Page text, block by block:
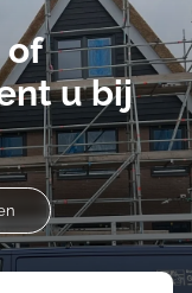
of
u bij